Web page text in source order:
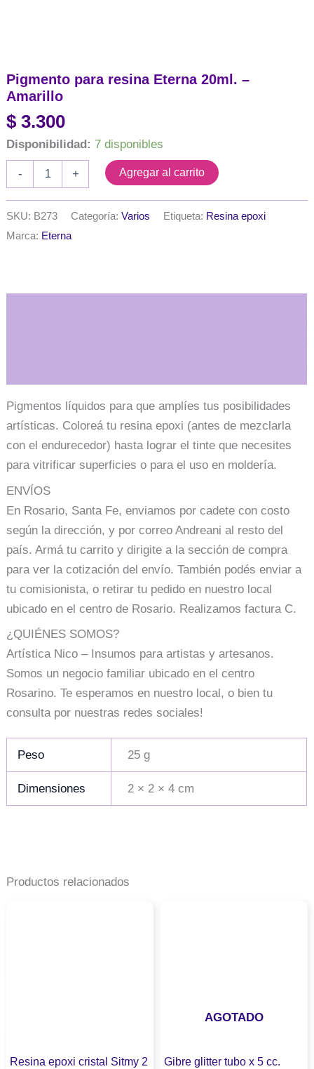
Pigmento para resina Eterna 20ml. –
Amarillo
$ 3.300
Disponibilidad: 7 disponibles
-
Pigmento
20ml.
-
+ Agregar al carrito
SKU: B273 Categoría:Varios Etiqueta: Resina epoxi
Marca: Eterna
Pigmentos líquidos para que amplíes tus posibilidades
artísticas. Coloreá tu resina epoxi (antes de mezclarla
con el endurecedor) hasta lograr el tinte que necesites
para vitrificar superficies o para el uso en moldería.
ENVÍOS
En Rosario, Santa Fe, enviamos por cadete con costo
según la dirección, y por correo Andreani al resto del
país. Armá tu carrito y dirigite a la sección de compra
para ver la cotización del envío. También podés enviar a
tu comisionista, o retirar tu pedido en nuestro local
ubicado en el centro de Rosario. Realizamos factura C.
¿QUIÉNES SOMOS?
Artística Nico – Insumos para artistas y artesanos.
Somos un negocio familiar ubicado en el centro
Rosarino. Te esperamos en nuestro local, o bien tu
consulta por nuestras redes sociales!
Peso 25 g
Dimensiones 2 × 2 × 4 cm
Productos relacionados
Resina epoxi cristal Sitmy 2
AGOTADO
Gibre glitter tubo x 5 cc.